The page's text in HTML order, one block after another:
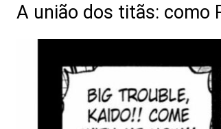
A união dos titãs: como